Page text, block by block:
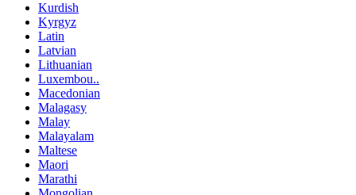
Kurdish
Kyrgyz
Latin
Latvian
Lithuanian
Luxembou..
Macedonian
Malagasy
Malay
Malayalam
Maltese
Maori
Marathi